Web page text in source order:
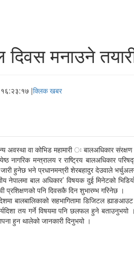
दिवस मनाउने
|क्लिक खबर
अवस्था वा कोभिड महामारी ः बालअधिकार
नागरिक मन्त्रालय र राष्ट्रिय बालअधिकार
जारी हुनेछ भने प्रधानमन्त्री शेरबहादुर देउवाले
नेपालमा बाल अधिकार’ विषयक दुई मिनेटको
प्रशिक्षणको पनि दिवसकै दिन शुभारम्भ गरिनेछ ।
बालबालिकाको सहभागितामा डिजिटल
तय गर्ने विषयमा पनि छलफल हुने
हुन थालेको जानकारी दिनुभयो ।